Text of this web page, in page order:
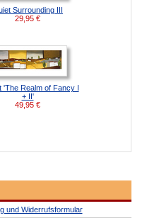
Surrounding III
29,95 €
'The Realm of Fancy I
+ II'
49,95 €
und Widerrufsformular